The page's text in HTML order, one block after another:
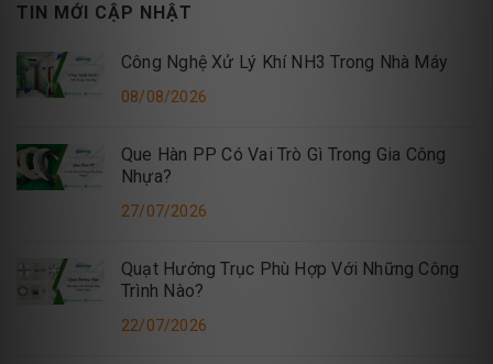
TIN MỚI CẬP NHẬT
Công Nghệ Xử Lý Khí NH3 Trong Nhà Máy
08/08/2026
Que Hàn PP Có Vai Trò Gì Trong Gia Công
Nhựa?
27/07/2026
Quạt Hướng Trục Phù Hợp Với Những Công
Trình Nào?
22/07/2026